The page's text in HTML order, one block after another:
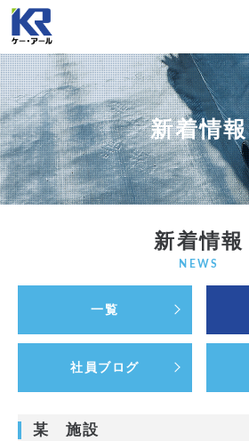
新着情報
新着情報
NEWS
一覧
社員ブログ
某 施設